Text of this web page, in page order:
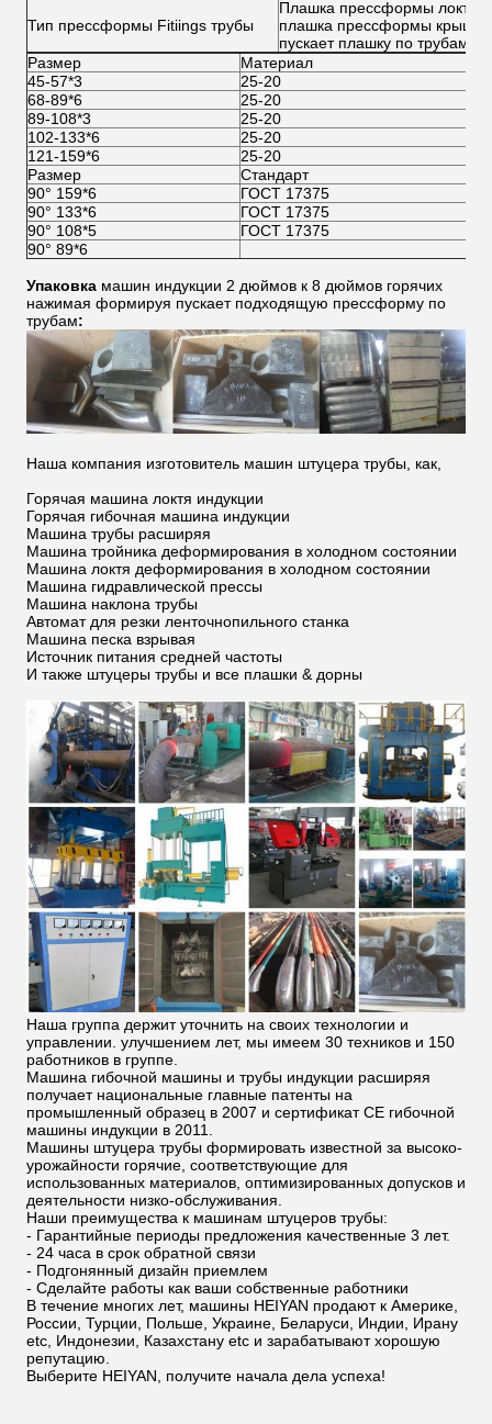
Тип прессформы Fitiings трубы
Плашка прессформы локтя,
плашка прессформы
пускает плашку по трубам
Размер
Материал
45-57*3
25-20
68-89*6
25-20
89-108*3
25-20
102-133*6
25-20
121-159*6
25-20
Размер
Стандарт
90° 159*6
ГОСТ 17375
90° 133*6
ГОСТ 17375
90° 108*5
ГОСТ 17375
90° 89*6
Упаковка машин индукции 2 дюймов к 8 дюймов горячих
нажимая формируя пускает подходящую прессформу по
трубам:
Наша компания изготовитель машин штуцера трубы, как,
Горячая машина локтя индукции
Горячая гибочная машина индукции
Машина трубы расширяя
Машина тройника деформирования в холодном состоянии
Машина локтя деформирования в холодном состоянии
Машина гидравлической прессы
Машина наклона трубы
Автомат для резки ленточнопильного станка
Машина песка взрывая
Источник питания средней частоты
И также штуцеры трубы и все плашки & дорны
Наша группа держит уточнить на своих технологии и
управлении. улучшением лет, мы имеем 30 техников и 150
работников в группе.
Машина гибочной машины и трубы индукции расширяя
получает национальные главные патенты на
промышленный образец в 2007 и сертификат CE гибочной
машины индукции в 2011.
Машины штуцера трубы формировать известной за высоко-
урожайности горячие, соответствующие для
использованных материалов, оптимизированных допусков и
деятельности низко-обслуживания.
Наши преимущества к машинам штуцеров трубы:
- Гарантийные периоды предложения качественные 3 лет.
- 24 часа в срок обратной связи
- Подгонянный дизайн приемлем
- Сделайте работы как ваши собственные работники
В течение многих лет, машины HEIYAN продают к Америке,
России, Турции, Польше, Украине, Беларуси, Индии, Ирану
etc, Индонезии, Казахстану etc и зарабатывают хорошую
репутацию.
Выберите HEIYAN, получите начала дела успеха!